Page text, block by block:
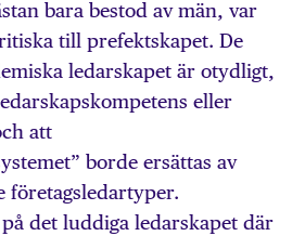
bara bestod av män, var
till prefektskapet. De
ledarskapet är otydligt,
eller
att
borde ersättas av
företagsledartyper.
det luddiga ledarskapet där